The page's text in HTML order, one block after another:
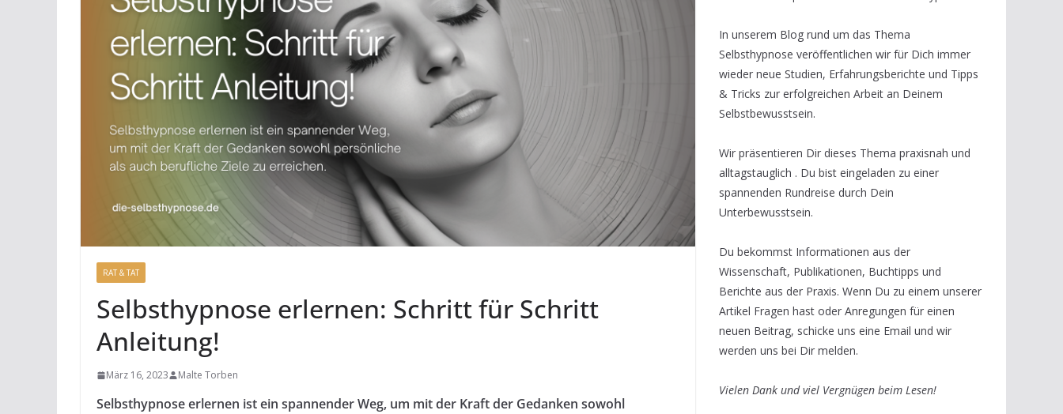
RAT & TAT
Selbsthypnose erlernen: Schritt für Schritt
Anleitung!
März 16, 2023 Malte Torben
Selbsthypnose erlernen ist ein spannender Weg, um mit der Kraft der Gedanken sowohl
In unserem Blog rund um das Thema
Selbsthypnose veröffentlichen wir für Dich immer
wieder neue Studien, Erfahrungsberichte und Tipps
& Tricks zur erfolgreichen Arbeit an Deinem
Selbstbewusstsein.
Wir präsentieren Dir dieses Thema praxisnah und
alltagstauglich . Du bist eingeladen zu einer
spannenden Rundreise durch Dein
Unterbewusstsein.
Du bekommst Informationen aus der
Wissenschaft, Publikationen, Buchtipps und
Berichte aus der Praxis. Wenn Du zu einem unserer
Artikel Fragen hast oder Anregungen für einen
neuen Beitrag, schicke uns eine Email und wir
werden uns bei Dir melden.
Vielen Dank und viel Vergnügen beim Lesen!